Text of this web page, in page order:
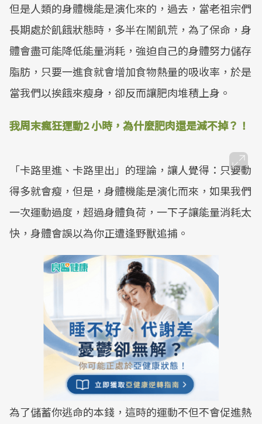
Mute
但是人類的身體機能是演化來的，過去，當老祖宗們
長期處於飢餓狀態時，多半在鬧飢荒，為了保命，身
體會盡可能降低能量消耗，強迫自己的身體努力儲存
脂肪，只要一進食就會增加食物熱量的吸收率，於是
當我們以挨餓來瘦身，卻反而讓肥肉堆積上身。
我周末瘋狂運動2小時，為什麼肥肉還是減不掉？！
「卡路里進、卡路里出」的理論，讓人覺得：只要動
得多就會瘦，但是，身體機能是演化而來，如果我們
一次運動過度，超過身體負荷，一下子讓能量消耗太
快，身體會誤以為你正遭逢野獸追捕。
為了儲蓄你逃命的本錢，這時的運動不但不會促進熱